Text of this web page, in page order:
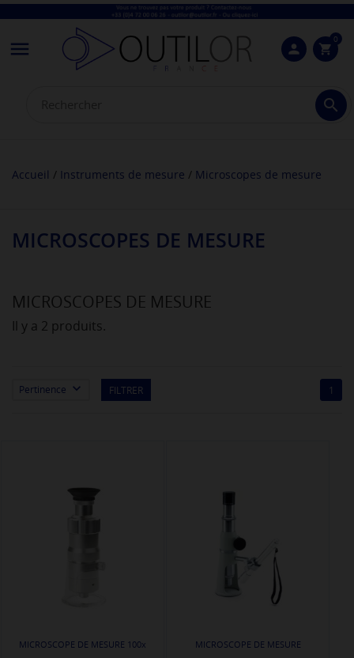
 person shopping_cart
0

Accueil Instruments de mesure Microscopes de mesure
MICROSCOPES DE MESURE
MICROSCOPES DE MESURE
Il y a 2 produits.
Pertinence  FILTRER 1
MICROSCOPE DE MESURE 100x
MICROSCOPE DE MESURE